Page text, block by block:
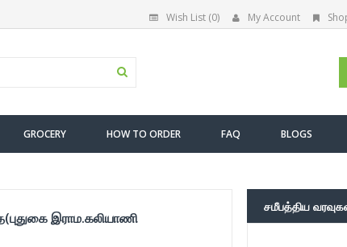
Wish List (0) My Account
GROCERY HOW TO ORDER FAQ BLOGS
இராம.கலியாணி
சமீபத்திய